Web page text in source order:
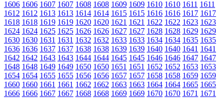
1606 1606 1607 1607 1608 1608 1609 1609 1610 1610 1611 1611
1612 1612 1613 1613 1614 1614 1615 1615 1616 1616 1617 1617
1618 1618 1619 1619 1620 1620 1621 1621 1622 1622 1623 1623
1624 1624 1625 1625 1626 1626 1627 1627 1628 1628 1629 1629
1630 1630 1631 1631 1632 1632 1633 1633 1634 1634 1635 1635
1636 1636 1637 1637 1638 1638 1639 1639 1640 1640 1641 1641
1642 1642 1643 1643 1644 1644 1645 1645 1646 1646 1647 1647
1648 1648 1649 1649 1650 1650 1651 1651 1652 1652 1653 1653
1654 1654 1655 1655 1656 1656 1657 1657 1658 1658 1659 1659
1660 1660 1661 1661 1662 1662 1663 1663 1664 1664 1665 1665
1666 1666 1667 1667 1668 1668 1669 1669 1670 1670 1671 1671